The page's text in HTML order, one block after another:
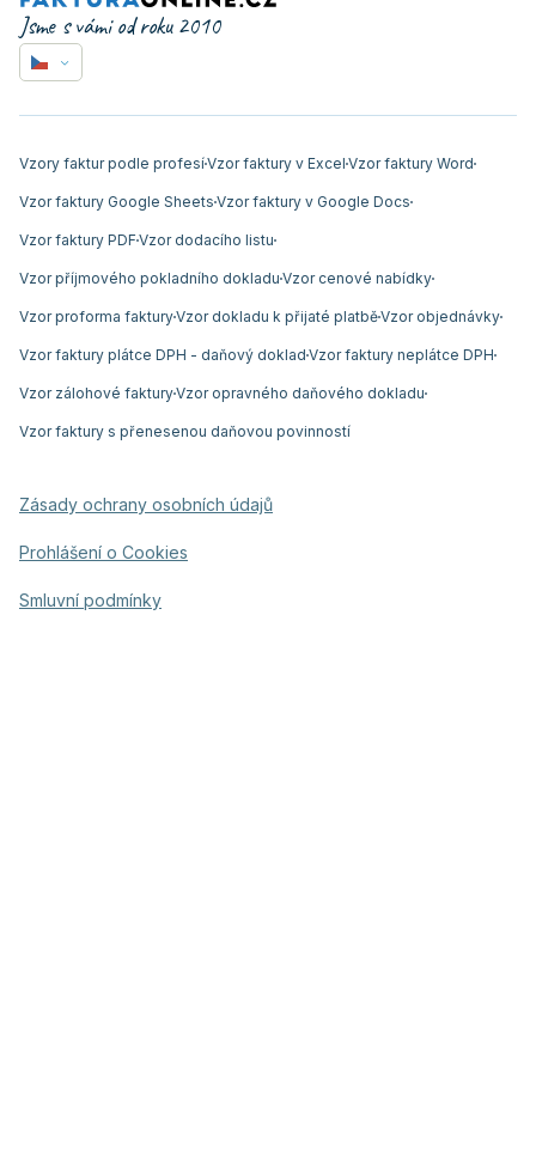
Jsme s vámi od roku 2010
Vzory faktur podle profesíVzor faktury v Excel Vzor faktury Word
Vzor faktury Google Sheets Vzor faktury v Google Docs
Vzor faktury PDF Vzor dodacího listu
Vzor příjmového pokladního dokladu Vzor cenové nabídky
Vzor proforma fakturyVzor dokladu k přijaté platběVzor objednávky
Vzor faktury plátce DPH - daňový doklad Vzor faktury neplátce DPH
Vzor zálohové fakturyVzor opravného daňového dokladu
Vzor faktury s přenesenou daňovou povinností
Zásady ochrany osobních údajů
Prohlášení o Cookies
Smluvní podmínky